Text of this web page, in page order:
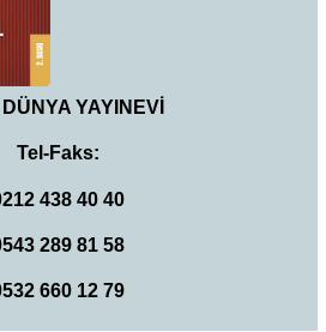
YAYINEVİ
Tel-Faks:
438 40 40
289 81 58
660 12 79